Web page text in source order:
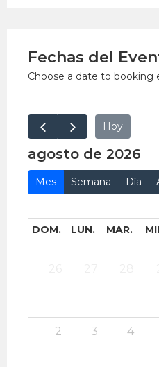
Fechas del
Choose a date to booking
Hoy
agosto de 2026
Mes Semana Día
DOM. LUN. MAR.
2 3 4